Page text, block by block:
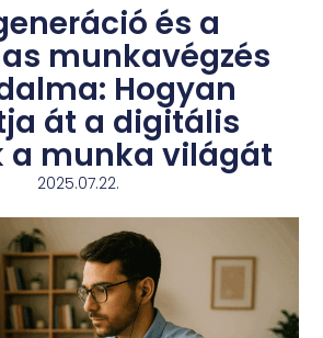
és a
munkavégzés
Hogyan
át a digitális
a munka világát
2025.07.22.